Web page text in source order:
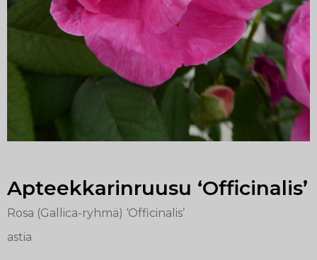
Apteekkarinruusu ‘Officinalis’
Rosa (Gallica-ryhmä) ‘Officinalis’
astia